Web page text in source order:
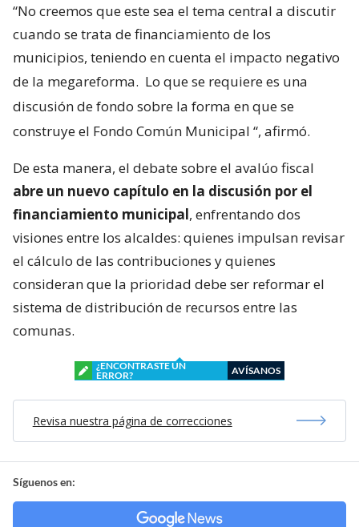
“No creemos que este sea el tema central a discutir
cuando se trata de financiamiento de los
municipios, teniendo en cuenta el impacto negativo
de la megareforma. Lo que se requiere es una
discusión de fondo sobre la forma en que se
construye el Fondo Común Municipal “, afirmó.
De esta manera, el debate sobre el avalúo fiscal
abre un nuevo capítulo en la discusión por el
financiamiento municipal, enfrentando dos
visiones entre los alcaldes: quienes impulsan revisar
el cálculo de las contribuciones y quienes
consideran que la prioridad debe ser reformar el
sistema de distribución de recursos entre las
comunas.
¿ENCONTRASTE UN
ERROR?
AVÍSANOS
Revisa nuestra página de correcciones
Síguenos en: